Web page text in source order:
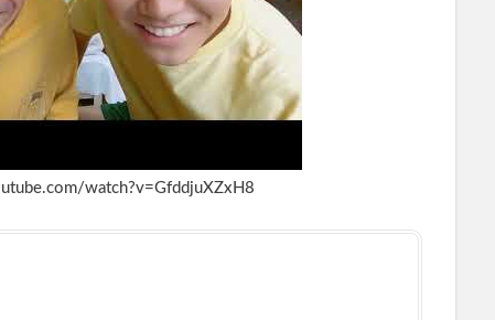
watch?v=GfddjuXZxH8